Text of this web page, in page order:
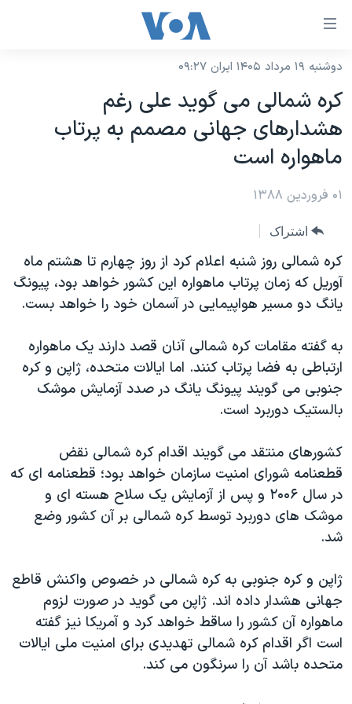
لینکهای
دسترسی
جهش
محتوای
اصلی
صفحه
جهش
به
جستجو
نسخه سبک وب‌سایت
موضوع ها
ایران
آمریکا
جهان
ورزشی
گزیده‌ها
ویژه برنامه‌ها
ویدیوها
فرهنگ و زندگی
حقوق شهروندی
علم و فناوری
اسرائیل در جنگ
گالری عکس
آرشیو پخش زنده
برنامه های تلویزیونی
جدول برنامه ها
صفحه‌های ویژه
جام جهانی ۲۰۲۶
عملیات خشم حماسی
۲۵۰سالگی آمریکا
بایگانی برنامه‌های تلویزیونی
مستندها
انتخابات ریاست جمهوری آمریکا ۲۰۲۴
رمز مهسا
ورزش زنان در ایران
اعتراضات زن، زندگی، آزادی
مجموعه مستندهای دادخواهی
دادگاه حمید نوری
چهل سال گروگان‌گیری
قانون شفافیت دارائی کادر رهبری ایران
فرکانس‌های صدای آمریکا
پخش رادیویی
دنبال کنید
زبانهای مختلف
دوشنبه ۱۹ مرداد ۱۴۰۵ ایران ۰۹:۲۷
کره شمالی می گوید علی رغم
هشدارهای جهانی مصمم به پرتاب
ماهواره است
۰۱ فروردین ۱۳۸۸
اشتراک
کره شمالی روز شنبه اعلام کرد از روز چهارم تا هشتم ماه
آوریل که زمان پرتاب ماهواره این کشور خواهد بود، پیونگ
یانگ دو مسیر هواپیمایی در آسمان خود را خواهد بست.
به گفته مقامات کره شمالی آنان قصد دارند یک ماهواره
ارتباطی به فضا پرتاب کنند. اما ایالات متحده، ژاپن و کره
جنوبی می گویند پیونگ یانگ در صدد آزمایش موشک
بالستیک دوربرد است.
کشورهای منتقد می گویند اقدام کره شمالی نقض
قطعنامه شورای امنیت سازمان خواهد بود؛ قطعنامه ای که
در سال ۲۰۰۶ و پس از آزمایش یک سلاح هسته ای و
موشک های دوربرد توسط کره شمالی بر آن کشور وضع
شد.
ژاپن و کره جنوبی به کره شمالی در خصوص واکنش قاطع
جهانی هشدار داده اند. ژاپن می گوید در صورت لزوم
ماهواره آن کشور را ساقط خواهد کرد و آمریکا نیز گفته
است اگر اقدام کره شمالی تهدیدی برای امنیت ملی ایالات
متحده باشد آن را سرنگون می کند.